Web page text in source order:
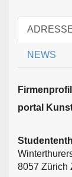
NEWS
portal
8057 Zürich